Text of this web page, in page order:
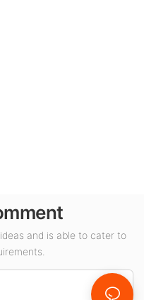
and is able to cater to